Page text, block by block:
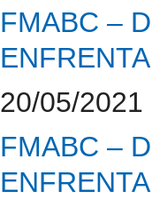
FMABC –
20/05/2021
FMABC –